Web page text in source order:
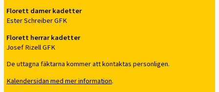
Florett damer kadetter
Ester Schreiber GFK
Florett herrar kadetter
Josef Rizell GFK
De uttagna fäktarna kommer att kontaktas personligen.
Kalendersidan med mer information.